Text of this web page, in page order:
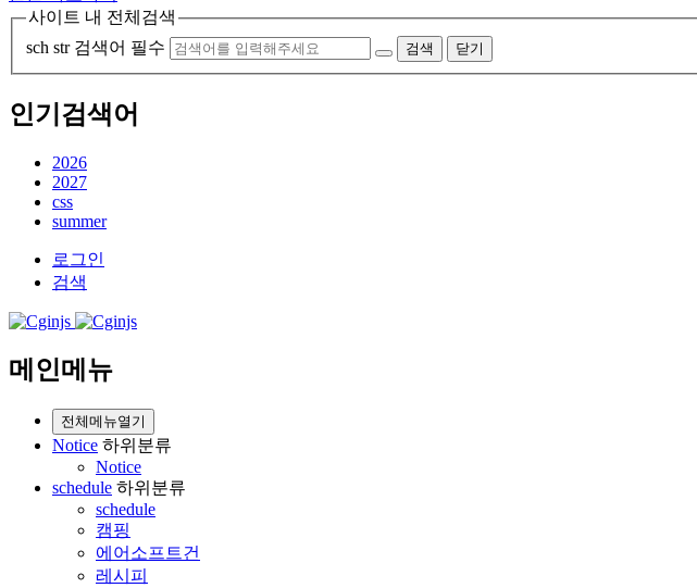
사이트 내 전체검색
sch str 검색어 필수 검색 닫기
인기검색어
2026
2027
css
summer
로그인
검색
메인메뉴
전체메뉴열기
Notice 하위분류
Notice
schedule 하위분류
schedule
캠핑
에어소프트건
레시피